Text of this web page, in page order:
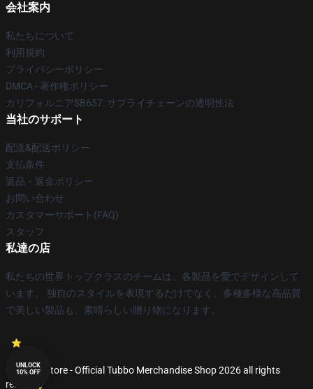
会社案内
私たちについて
利用規約
プライバシーポリシー
DMCA - 著作権ポリシー
カリフォルニアSB657: サプライチェーンの透明性法
当社のサポート
配送&配送ポリシー
支払条件
返品・返金ポリシー
お問い合わせ
カスタマーサポート(FAQ)
スタッフ
私達の店
私たちの世界トップクラスのチームは、各製品を愛でデザインして
います。 独自のスタイルを表現するだけでなく、多種多様な高品質
で美しい製品も、素晴らしい贈り物になります。
© Tubbo Store - Official Tubbo Merchandise Shop 2026 all rights
reserved
UNLOCK
10% OFF